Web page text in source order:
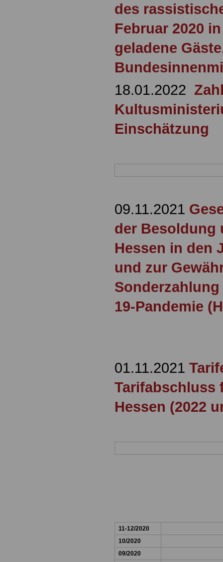
des
Februar 2020
geladene
18.01.2022
Einschätzung
09.11.2021
der Besoldung
Hessen in den
und zur
Sonderzahlung
19-Pandemie
01.11.2021
Tarifabschluss
Hessen (2022
11-12/2020
10/2020
09/2020